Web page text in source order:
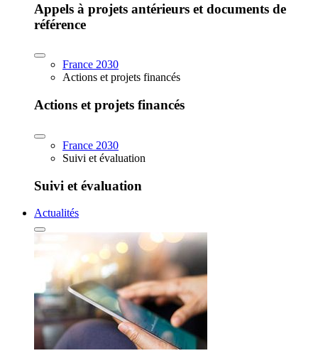
Appels à projets antérieurs et documents de
référence
France 2030
Actions et projets financés
Actions et projets financés
France 2030
Suivi et évaluation
Suivi et évaluation
Actualités